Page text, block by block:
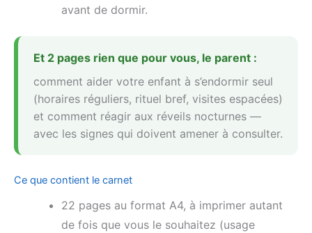
avant de dormir.
Et 2 pages rien que pour vous, le parent :
comment aider votre enfant à s’endormir seul
(horaires réguliers, rituel bref, visites espacées)
et comment réagir aux réveils nocturnes —
avec les signes qui doivent amener à consulter.
Ce que contient le carnet
22 pages au format A4, à imprimer autant
de fois que vous le souhaitez (usage